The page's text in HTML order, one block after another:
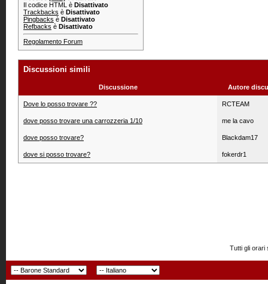
Il codice HTML è Disattivato
Trackbacks è Disattivato
Pingbacks è Disattivato
Refbacks è Disattivato
Regolamento Forum
Discussioni simili
Discussione Autore
Dove lo posso trovare ?? RCTEAM
dove posso trovare una carrozzeria 1/10 me la cavo
dove posso trovare? Blackdam17
dove si posso trovare? fokerdr1
Tutti gli orari